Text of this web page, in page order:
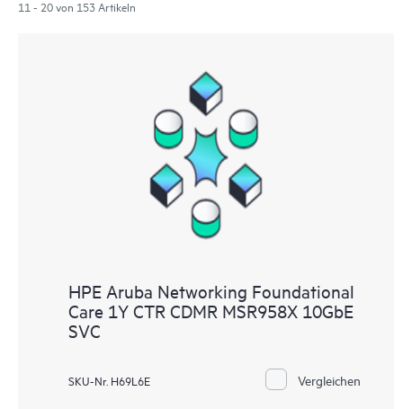
11 - 20 von 153 Artikeln
HPE Aruba Networking Foundational
Care 1Y CTR CDMR MSR958X 10GbE
SVC
SKU-Nr. H69L6E Vergleichen